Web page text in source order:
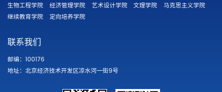
生物工程学院
经济管理学院 艺术设计学院 文理学院
马克思主义学院
继续教育学院
定向培养学院
联系我们
邮编：100176
地址：北京经济技术开发区凉水河一街9号